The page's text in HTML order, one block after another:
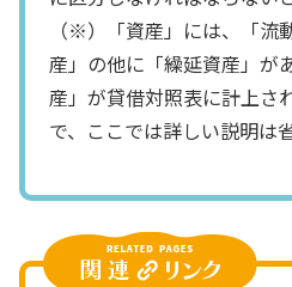
（※）「資産」には、「流
産」の他に「繰延資産」が
産」が貸借対照表に計上さ
で、ここでは詳しい説明は